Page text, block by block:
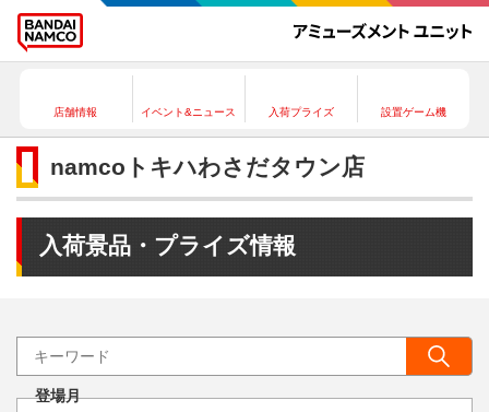
店舗情報 イベント&ニュース 入荷プライズ 設置ゲーム機
namcoトキハわさだタウン店
入荷景品・プライズ情報
登場月